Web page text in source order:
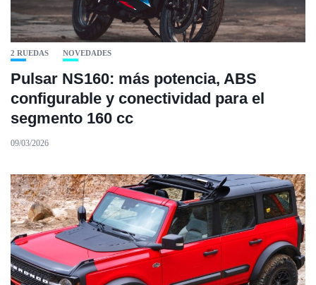
2 RUEDAS NOVEDADES
Pulsar NS160: más potencia, ABS
configurable y conectividad para el
segmento 160 cc
09/03/2026